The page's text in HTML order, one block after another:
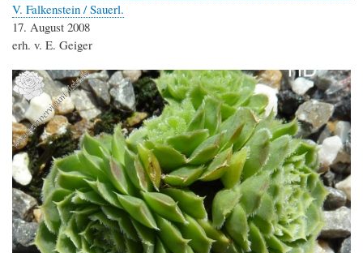
V. Falkenstein / Sauerl.
17. August 2008
erh. v. E. Geiger